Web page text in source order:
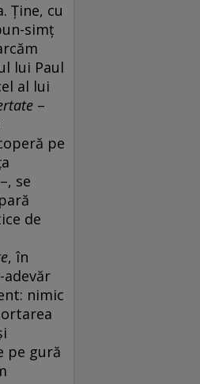
Ține, cu
simț
lui Paul
al lui
–
pe
se
de
, în
nimic
pe gură